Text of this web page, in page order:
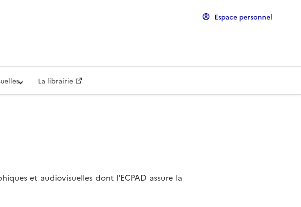
Espace personnel
La librairie
et audiovisuelles dont l'ECPAD assure la